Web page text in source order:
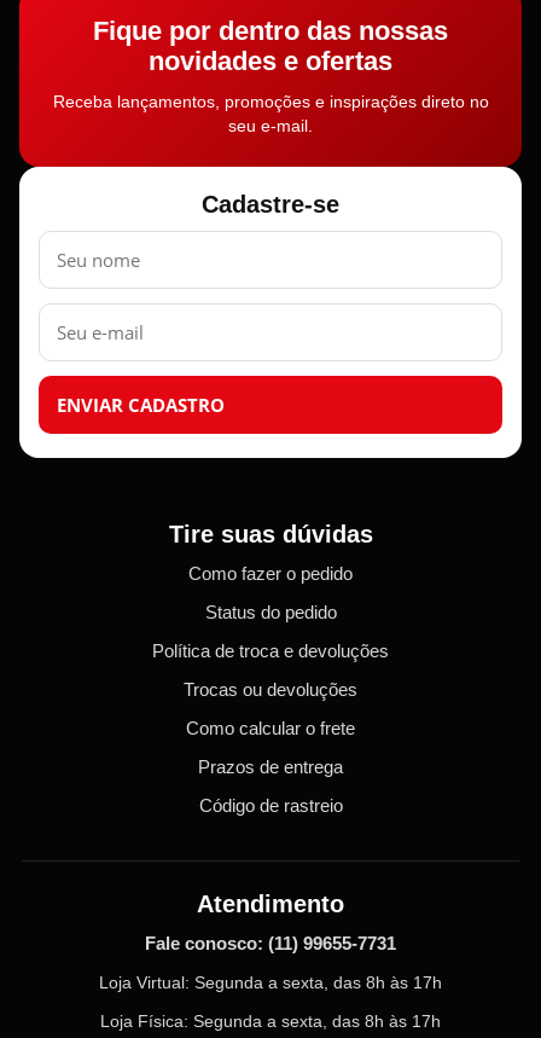
Fique por dentro das nossas
novidades e ofertas
Receba lançamentos, promoções e inspirações direto no
seu e-mail.
Cadastre-se
Nome
E-
mail
ENVIAR CADASTRO
Tire suas dúvidas
Como fazer o pedido
Status do pedido
Política de troca e devoluções
Trocas ou devoluções
Como calcular o frete
Prazos de entrega
Código de rastreio
Atendimento
Fale conosco: (11) 99655-7731
Loja Virtual: Segunda a sexta, das 8h às 17h
Loja Física: Segunda a sexta, das 8h às 17h